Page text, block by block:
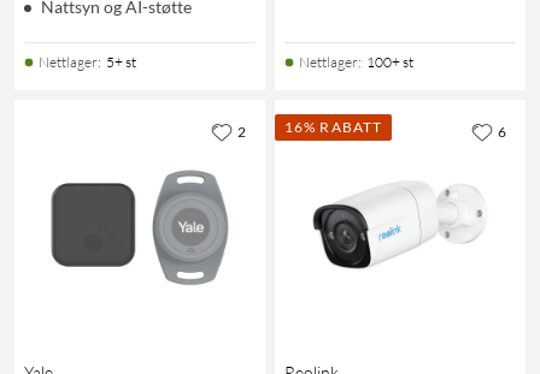
Nattsyn og AI-støtte
Nettlager: 5+ st Nettlager: 100+ st
2 16% RABATT 6